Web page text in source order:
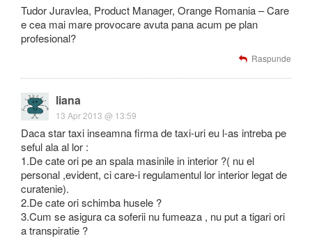
Tudor Juravlea, Product Manager, Orange Romania – Care
e cea mai mare provocare avuta pana acum pe plan
profesional?
Raspunde
liana
13 Apr 2013 @ 13:59
Daca star taxi inseamna firma de taxi-uri eu l-as intreba pe
seful ala al lor :
1.De cate ori pe an spala masinile in interior ?( nu el
personal ,evident, ci care-i regulamentul lor interior legat de
curatenie).
2.De cate ori schimba husele ?
3.Cum se asigura ca soferii nu fumeaza , nu put a tigari ori
a transpiratie ?